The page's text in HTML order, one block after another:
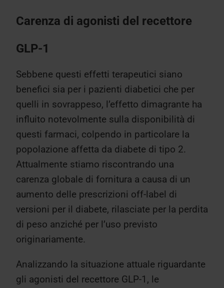
Carenza di agonisti del recettore
GLP-1
Sebbene questi effetti terapeutici siano
benefici sia per i pazienti diabetici che per
quelli in sovrappeso, l’effetto dimagrante ha
influito notevolmente sulla disponibilità di
questi farmaci, colpendo in particolare la
popolazione affetta da diabete di tipo 2.
Attualmente stiamo riscontrando una
carenza globale di fornitura a causa di un
aumento delle prescrizioni off-label di
versioni per il diabete, rilasciate per la perdita
di peso anziché per l’uso previsto
originariamente.
Analizzando la situazione attuale riguardante
gli agonisti del recettore GLP-1, le